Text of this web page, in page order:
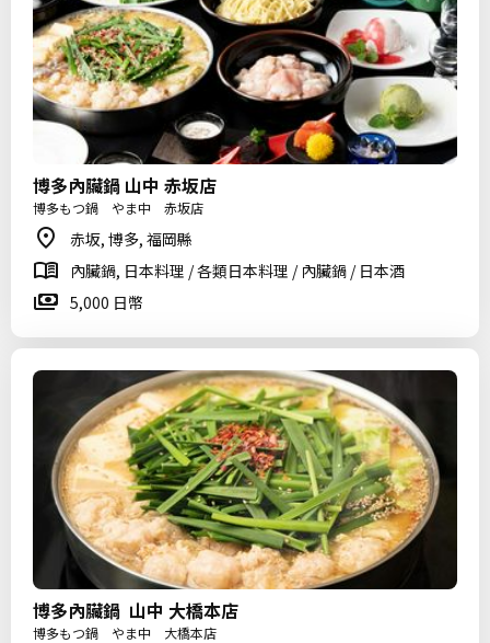
博多內臟鍋 山中 赤坂店
博多もつ鍋 やま中 赤坂店
赤坂, 博多, 福岡縣
內臟鍋, 日本料理 / 各類日本料理 / 內臟鍋 / 日本酒
5,000 日幣
博多內臟鍋 山中 大橋本店
博多もつ鍋 やま中 大橋本店